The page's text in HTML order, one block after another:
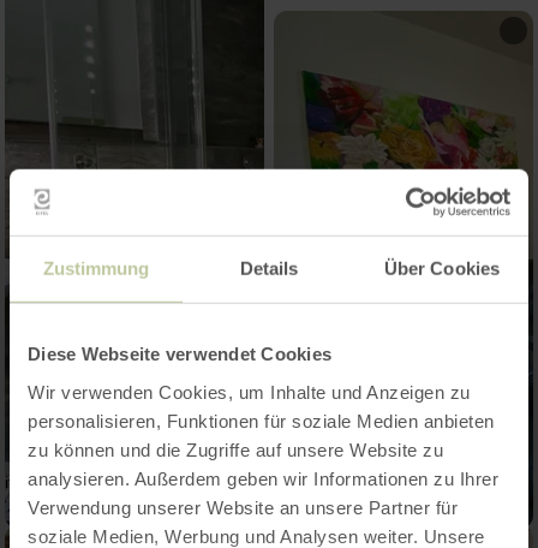
Zustimmung Details Über Cookies
Diese Webseite verwendet Cookies
Wir verwenden Cookies, um Inhalte und Anzeigen zu
personalisieren, Funktionen für soziale Medien anbieten
zu können und die Zugriffe auf unsere Website zu
analysieren. Außerdem geben wir Informationen zu Ihrer
Verwendung unserer Website an unsere Partner für
soziale Medien, Werbung und Analysen weiter. Unsere